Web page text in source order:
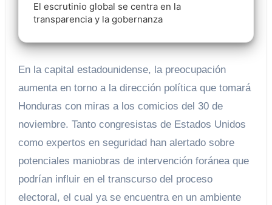
El escrutinio global se centra en la
transparencia y la gobernanza
En la capital estadounidense, la preocupación
aumenta en torno a la dirección política que tomará
Honduras con miras a los comicios del 30 de
noviembre. Tanto congresistas de Estados Unidos
como expertos en seguridad han alertado sobre
potenciales maniobras de intervención foránea que
podrían influir en el transcurso del proceso
electoral, el cual ya se encuentra en un ambiente